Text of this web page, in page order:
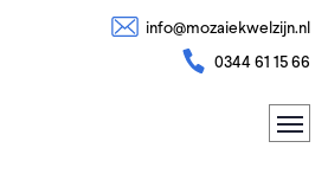
info@mozaiekwelzijn.nl
0344 61 15 66